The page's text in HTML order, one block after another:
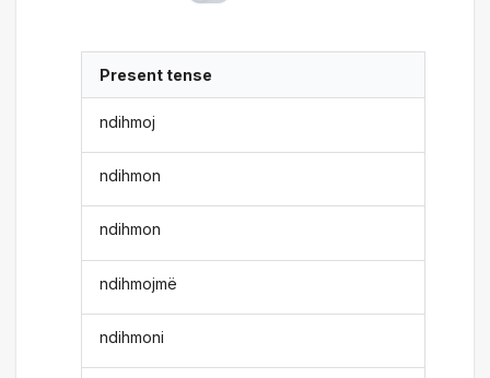
Present tense
ndihmoj
ndihmon
ndihmon
ndihmojmë
ndihmoni